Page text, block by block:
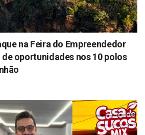
na Feira do Empreendedor
oportunidades nos 10 polos